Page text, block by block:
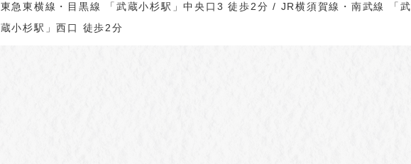
東急東横線・目黒線 「武蔵小杉駅」中央口3 徒歩2分 / JR横須賀線・南武線 「武
蔵小杉駅」⻄口 徒歩2分